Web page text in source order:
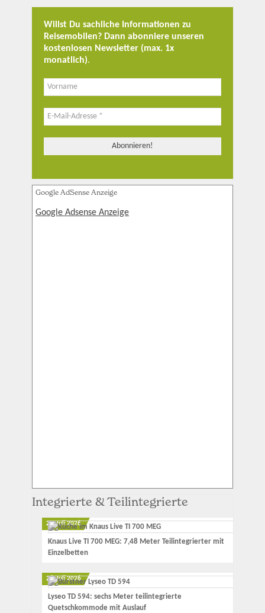
Willst Du sachliche Informationen zu
Reisemobilen? Dann abonniere unseren
kostenlosen Newsletter (max. 1x
monatlich).
Google AdSense Anzeige
Google Adsense Anzeige
Integrierte & Teilintegrierte
27. Juli 2026
Knaus Live TI 700 MEG: 7,48 Meter Teilintegrierter mit
Einzelbetten
26. Juli 2026
Lyseo TD 594: sechs Meter teilintegrierte
Quetschkommode mit Auslauf